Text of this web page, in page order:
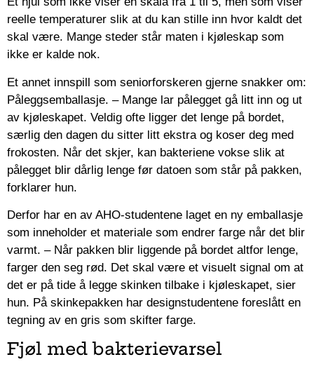
reelle temperaturer slik at du kan stille inn hvor kaldt det
skal være. Mange steder står maten i kjøleskap som
ikke er kalde nok.
Et annet innspill som seniorforskeren gjerne snakker om:
Påleggsemballasje. – Mange lar pålegget gå litt inn og ut
av kjøleskapet. Veldig ofte ligger det lenge på bordet,
særlig den dagen du sitter litt ekstra og koser deg med
frokosten. Når det skjer, kan bakteriene vokse slik at
pålegget blir dårlig lenge før datoen som står på pakken,
forklarer hun.
Derfor har en av AHO-studentene laget en ny emballasje
som inneholder et materiale som endrer farge når det blir
varmt. – Når pakken blir liggende på bordet altfor lenge,
farger den seg rød. Det skal være et visuelt signal om at
det er på tide å legge skinken tilbake i kjøleskapet, sier
hun. På skinkepakken har designstudentene foreslått en
tegning av en gris som skifter farge.
Fjøl med bakterievarsel